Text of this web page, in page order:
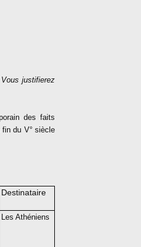
justifierez
des faits
du V° siècle
Destinataire
Les Athéniens